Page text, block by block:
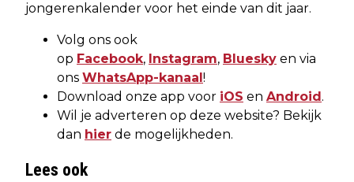
jongerenkalender voor het einde van dit jaar.
Volg ons ook
op Facebook, Instagram, Bluesky en via
ons WhatsApp-kanaal !
Download onze app voor iOS en Android .
Wil je adverteren op deze website? Bekijk
dan hier de mogelijkheden.
Lees ook